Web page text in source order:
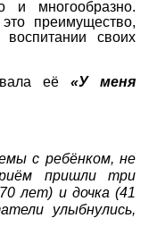
и многообразно.
преимущество,
своих
её «У меня
с ребёнком, не
пришли три
лет) и дочка (41
улыбнулись,